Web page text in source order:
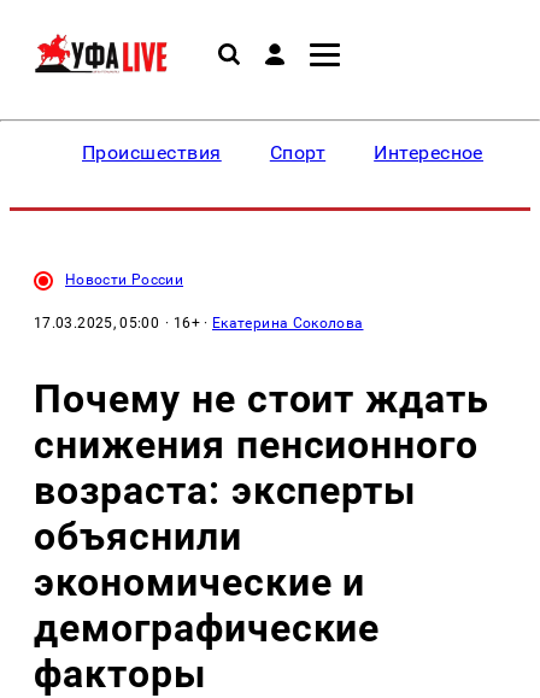
Происшествия Спорт Интересное
Новости России
17.03.2025, 05:00 · 16+ · Екатерина Соколова
Почему не стоит ждать
снижения пенсионного
возраста: эксперты
объяснили
экономические и
демографические
факторы